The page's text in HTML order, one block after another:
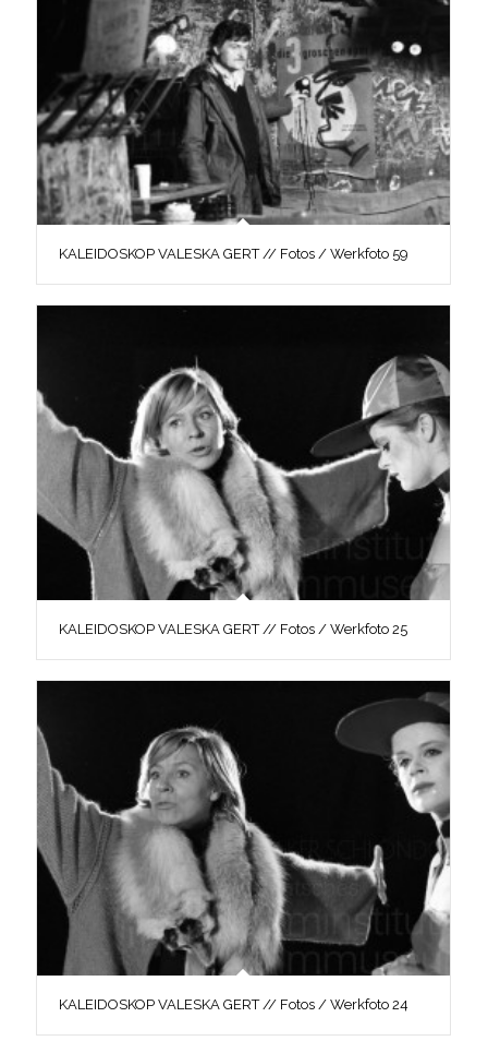
KALEIDOSKOP VALESKA GERT // Fotos / Werkfoto 59
KALEIDOSKOP VALESKA GERT // Fotos / Werkfoto 25
KALEIDOSKOP VALESKA GERT // Fotos / Werkfoto 24